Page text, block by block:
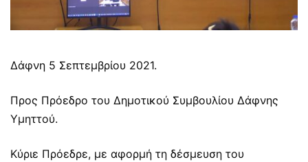
Δάφνη 5 Σεπτεμβρίου 2021.
Προς Πρόεδρο του Δημοτικού Συμβουλίου Δάφνης
Υμηττού.
Κύριε Πρόεδρε, με αφορμή τη δέσμευση του